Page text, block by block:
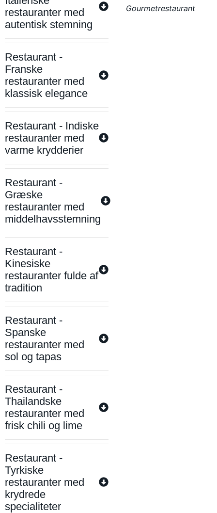
restauranter med
autentisk stemning
Restaurant -
Franske
restauranter med
klassisk elegance
Restaurant - Indiske
restauranter med
varme krydderier
Restaurant -
Græske
restauranter med
middelhavsstemning
Restaurant -
Kinesiske
restauranter fulde af
tradition
Restaurant -
Spanske
restauranter med
sol og tapas
Restaurant -
Thailandske
restauranter med
frisk chili og lime
Restaurant -
Tyrkiske
restauranter med
krydrede
specialiteter
Gourmetrestaurant